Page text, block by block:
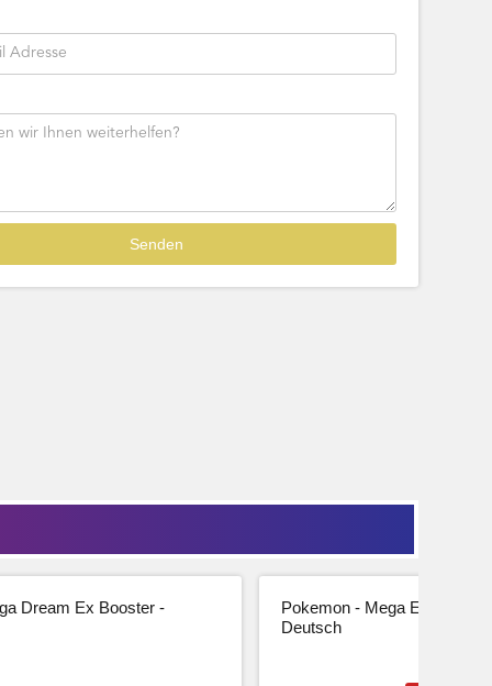
Bestseller
Sofort lieferbar
39,99
Dream Ex Booster -
Pokemon - Mega
Deutsch